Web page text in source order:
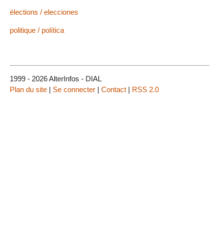
élections / elecciones
politique / política
1999 - 2026 AlterInfos - DIAL
Plan du site | Se connecter | Contact | RSS 2.0